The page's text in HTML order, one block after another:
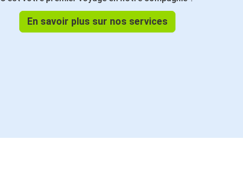
En savoir plus sur nos services